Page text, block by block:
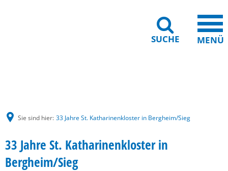
SUCHE MENÜ
Sie sind hier: 33 Jahre St. Katharinenkloster in Bergheim/Sieg
33 Jahre St. Katharinenkloster in
Bergheim/Sieg